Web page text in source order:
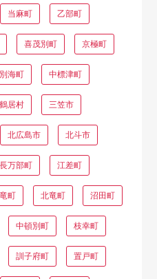
当麻町 乙部町
喜茂別町 京極町
別海町 中標津町
鶴居村 三笠市
北広島市 北斗市
長万部町 江差町
町 北竜町 沼田町
中頓別町 枝幸町
訓子府町 置戸町